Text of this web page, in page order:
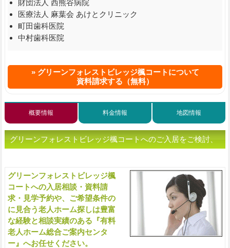
財団法人 西熊谷病院
医療法人 麻葉会 あけとクリニック
町田歯科医院
中村歯科医院
グリーンフォレストビレッジ楓コートについて
資料請求する（無料）
概要情報 料金情報 地図情報
グリーンフォレストビレッジ楓コートへのご入居をご検討、
グリーンフォレストビレッジ楓
コートへの入居相談・資料請
求・見学予約や、ご希望条件の
に見合う老人ホーム探しは豊富
な経験と相談実績のある『有料
老人ホーム総合ご案内センタ
ー』へお任せください。